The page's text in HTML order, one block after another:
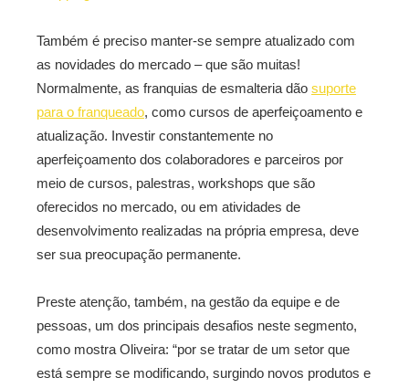
Também é preciso manter-se sempre atualizado com
as novidades do mercado – que são muitas!
Normalmente, as franquias de esmalteria dão suporte
para o franqueado, como cursos de aperfeiçoamento e
atualização. Investir constantemente no
aperfeiçoamento dos colaboradores e parceiros por
meio de cursos, palestras, workshops que são
oferecidos no mercado, ou em atividades de
desenvolvimento realizadas na própria empresa, deve
ser sua preocupação permanente.
Preste atenção, também, na gestão da equipe e de
pessoas, um dos principais desafios neste segmento,
como mostra Oliveira: “por se tratar de um setor que
está sempre se modificando, surgindo novos produtos e